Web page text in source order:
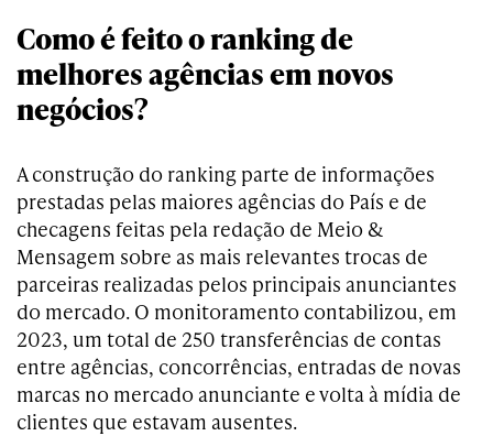
Como é feito o ranking de
melhores agências em novos
negócios?
A construção do ranking parte de informações
prestadas pelas maiores agências do País e de
checagens feitas pela redação de Meio &
Mensagem sobre as mais relevantes trocas de
parceiras realizadas pelos principais anunciantes
do mercado. O monitoramento contabilizou, em
2023, um total de 250 transferências de contas
entre agências, concorrências, entradas de novas
marcas no mercado anunciante e volta à mídia de
clientes que estavam ausentes.